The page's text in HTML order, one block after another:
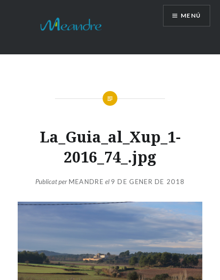
MENÚ
La_Guia_al_Xup_1-
2016_74_.jpg
Publicat perMEANDRE el 9 DE GENER DE 2018